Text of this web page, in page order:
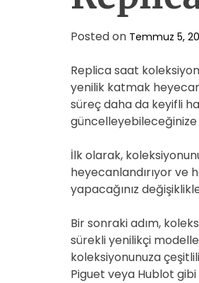
Posted on Temmuz 5,
Replica saat
yenilik katmak
süreç daha da keyifli
güncelleyebileceğinize
İlk olarak,
heyecanlandırıyor ve
yapacağınız
Bir sonraki adım,
sürekli yenilikçi
koleksiyonunuza
Piguet veya Hublot